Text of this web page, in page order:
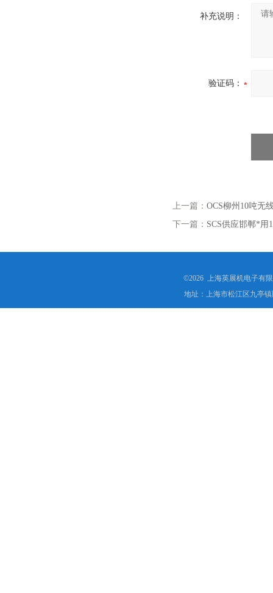
补充说明：
验证码：
上一篇： OCS柳州10吨无
下一篇： SCS供应邯郸*用
©2026 上海英展机电子有
地址：上海市松江区九亭镇